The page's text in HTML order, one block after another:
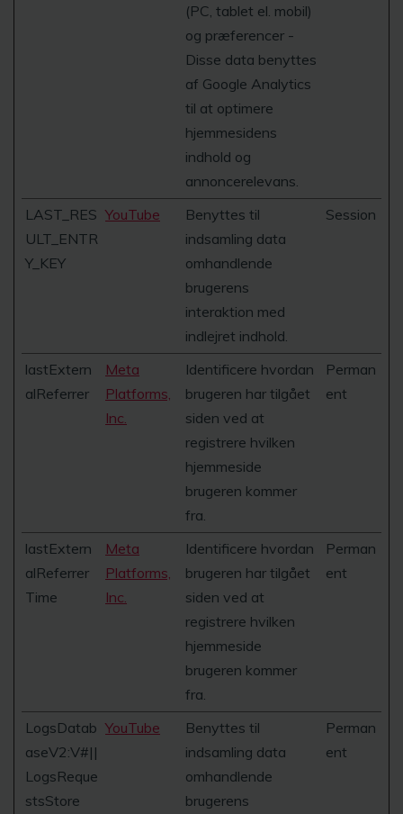
(PC, tablet el. mobil)
og præferencer -
Disse data benyttes
af Google Analytics
til at optimere
hjemmesidens
indhold og
annoncerelevans.
LAST_RES
ULT_ENTR
Y_KEY
YouTube
Benyttes til
indsamling data
omhandlende
brugerens
interaktion med
indlejret indhold.
Session
lastExtern
alReferrer
Meta
Platforms,
Inc.
Identificere hvordan
brugeren har tilgået
siden ved at
registrere hvilken
hjemmeside
brugeren kommer
fra.
Perman
ent
lastExtern
alReferrer
Time
Meta
Platforms,
Inc.
Identificere hvordan
brugeren har tilgået
siden ved at
registrere hvilken
hjemmeside
brugeren kommer
fra.
Perman
ent
LogsDatab
aseV2:V#||
LogsReque
stsStore
YouTube
Benyttes til
indsamling data
omhandlende
brugerens
Perman
ent